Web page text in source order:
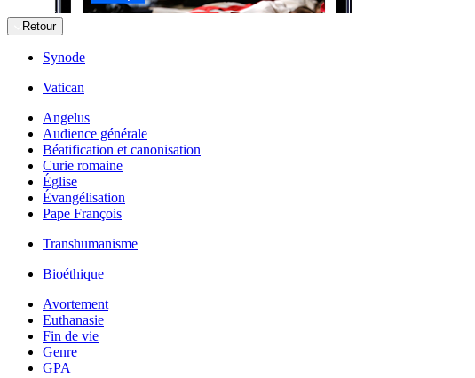
Retour
Synode
Vatican
Angelus
Audience générale
Béatification et canonisation
Curie romaine
Église
Évangélisation
Pape François
Transhumanisme
Bioéthique
Avortement
Euthanasie
Fin de vie
Genre
GPA